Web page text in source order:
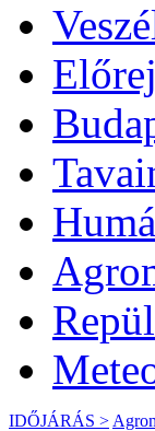
IDŐJÁRÁS >